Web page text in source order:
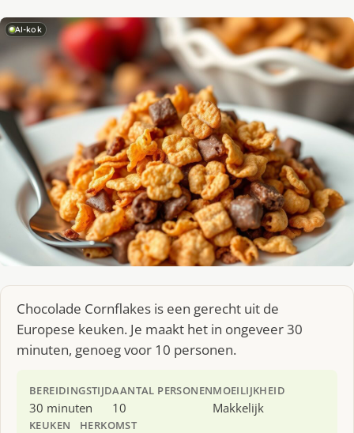
AI-kok
Chocolade Cornflakes is een gerecht uit de
Europese keuken. Je maakt het in ongeveer 30
minuten, genoeg voor 10 personen.
BEREIDINGSTIJD
30 minuten
AANTAL PERSONEN
10
MOEILIJKHEID
Makkelijk
KEUKEN HERKOMST